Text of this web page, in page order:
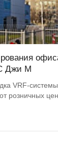
Джи М
VRF-
розничных